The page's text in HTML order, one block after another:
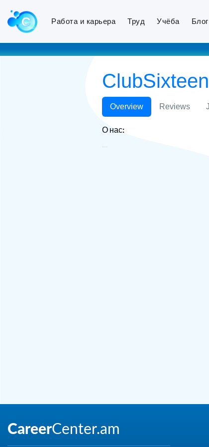
Работа и карьера Труд Учёба Блог
Overview Reviews
О нас: